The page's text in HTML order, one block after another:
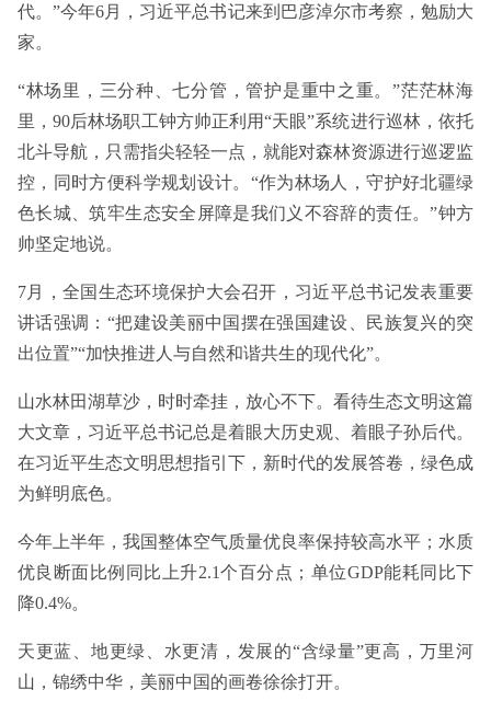
代。”今年6月，习近平总书记来到巴彦淖尔市考察，勉励大
家。
“林场里，三分种、七分管，管护是重中之重。”茫茫林海
里，90后林场职工钟方帅正利用“天眼”系统进行巡林，依托
北斗导航，只需指尖轻轻一点，就能对森林资源进行巡逻监
控，同时方便科学规划设计。“作为林场人，守护好北疆绿
色长城、筑牢生态安全屏障是我们义不容辞的责任。”钟方
帅坚定地说。
7月，全国生态环境保护大会召开，习近平总书记发表重要
讲话强调：“把建设美丽中国摆在强国建设、民族复兴的突
出位置”“加快推进人与自然和谐共生的现代化”。
山水林田湖草沙，时时牵挂，放心不下。看待生态文明这篇
大文章，习近平总书记总是着眼大历史观、着眼子孙后代。
在习近平生态文明思想指引下，新时代的发展答卷，绿色成
为鲜明底色。
今年上半年，我国整体空气质量优良率保持较高水平；水质
优良断面比例同比上升2.1个百分点；单位GDP能耗同比下
降0.4%。
天更蓝、地更绿、水更清，发展的“含绿量”更高，万里河
山，锦绣中华，美丽中国的画卷徐徐打开。